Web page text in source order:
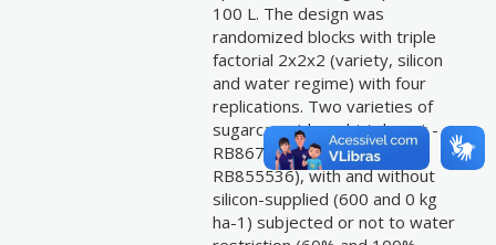
100 L. The design was
randomized blocks with triple
factorial 2x2x2 (variety, silicon
and water regime) with four
replications. Two varieties of
sugarcane (drought tolerant -
RB867515 and as sensitive-
RB855536), with and without
silicon-supplied (600 and 0 kg
ha-1) subjected or not to water